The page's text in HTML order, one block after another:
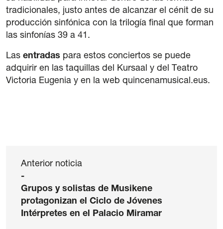
tradicionales, justo antes de alcanzar el cénit de su
producción sinfónica con la trilogía final que forman
las sinfonías 39 a 41.
Las entradas para estos conciertos se puede
adquirir en las taquillas del Kursaal y del Teatro
Victoria Eugenia y en la web quincenamusical.eus.
Anterior noticia
-
Grupos y solistas de Musikene
protagonizan el Ciclo de Jóvenes
Intérpretes en el Palacio Miramar